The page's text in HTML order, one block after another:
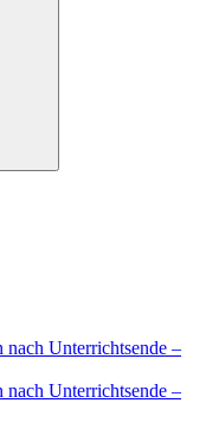
Unterrichtsende –
Unterrichtsende –